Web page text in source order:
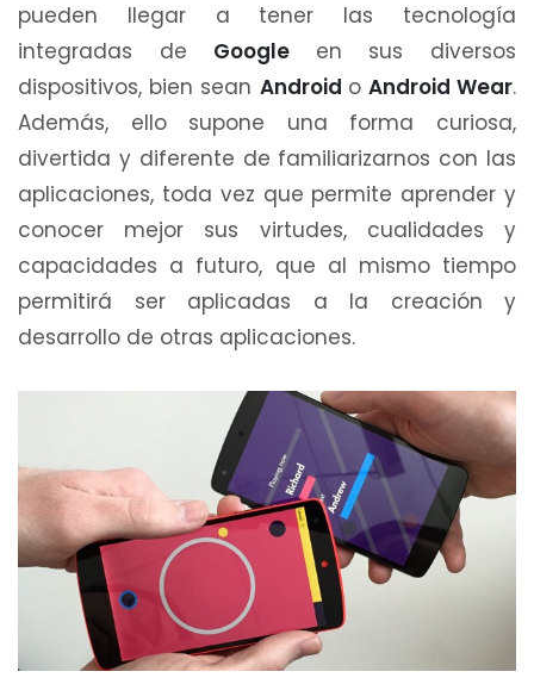
pueden llegar a tener las tecnología
integradas de Google en sus diversos
dispositivos, bien sean Android o Android Wear.
Además, ello supone una forma curiosa,
divertida y diferente de familiarizarnos con las
aplicaciones, toda vez que permite aprender y
conocer mejor sus virtudes, cualidades y
capacidades a futuro, que al mismo tiempo
permitirá ser aplicadas a la creación y
desarrollo de otras aplicaciones.